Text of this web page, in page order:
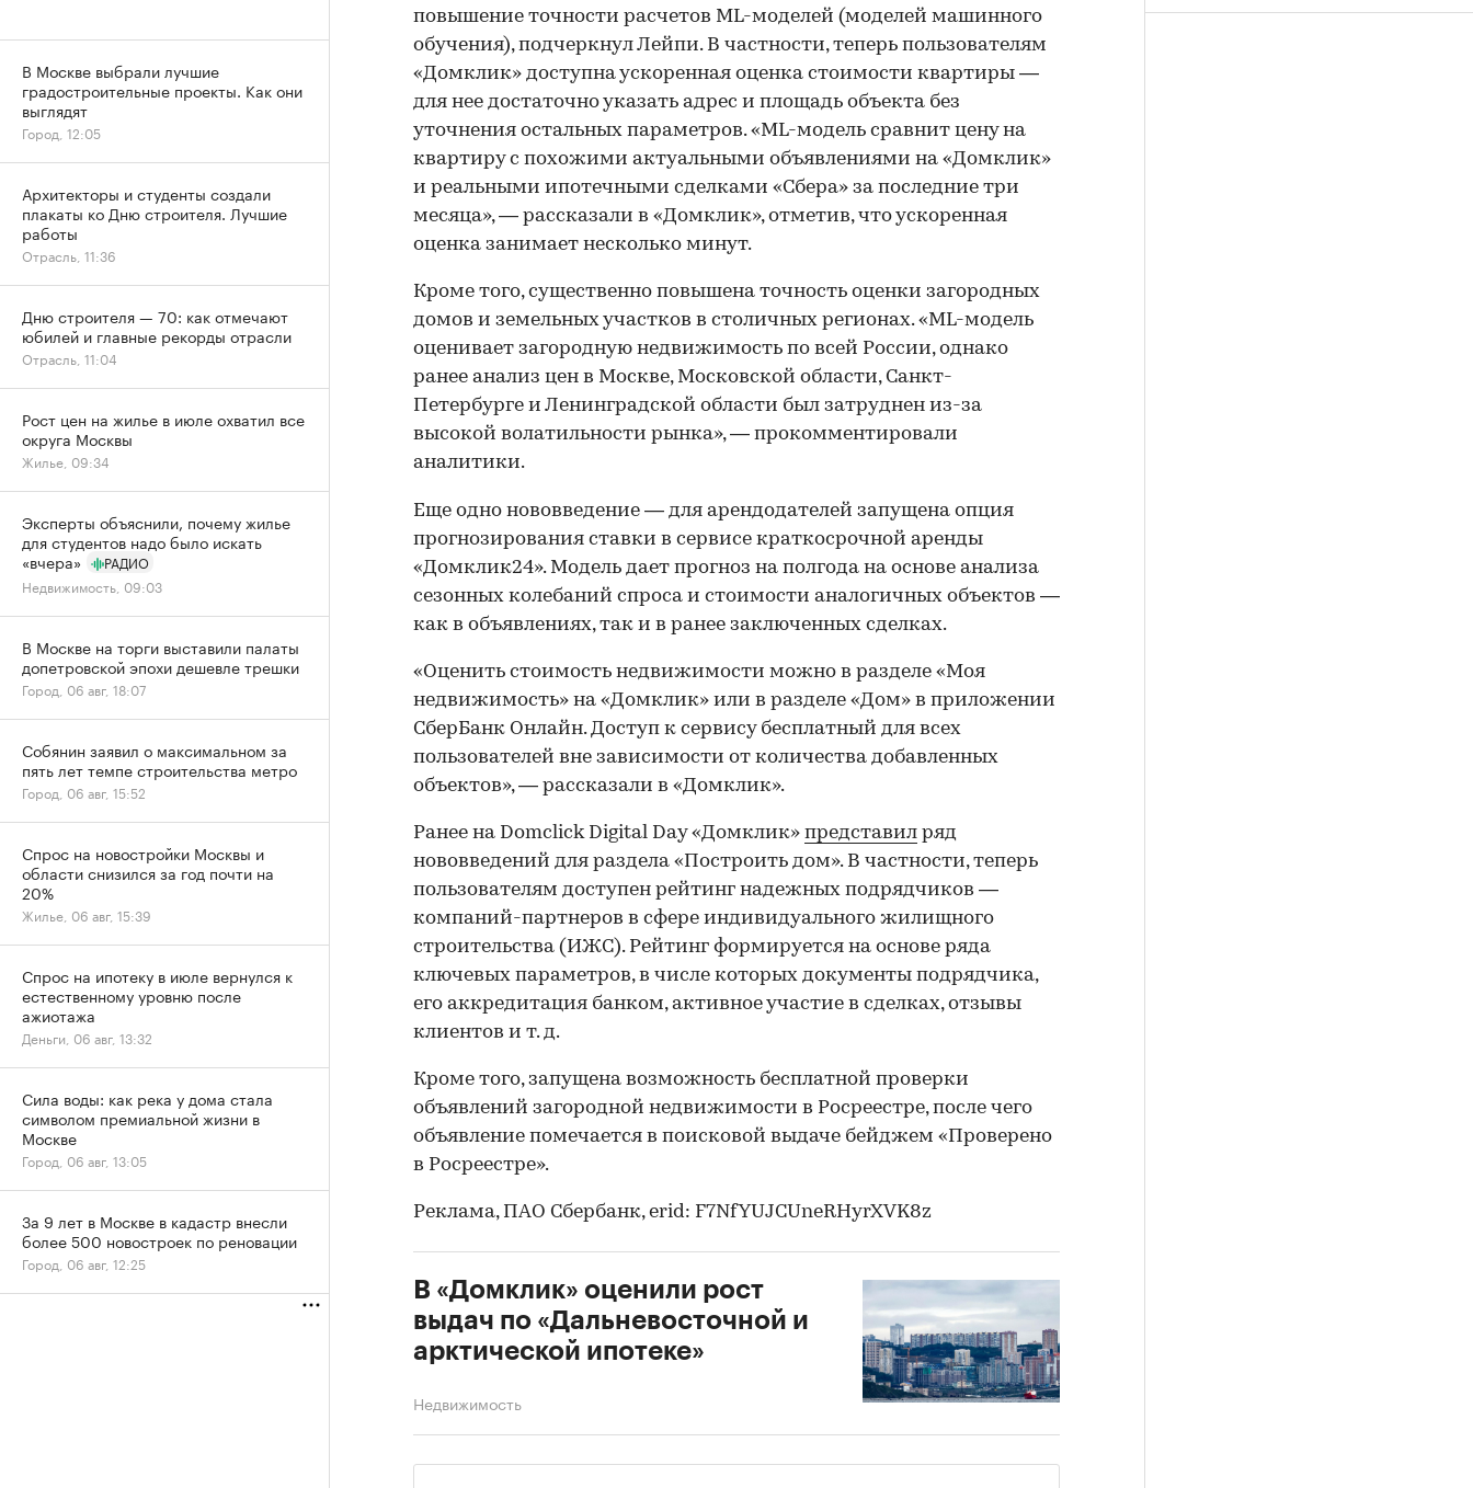
повышение точности расчетов ML-моделей (моделей машинного
обучения), подчеркнул Лейпи. В частности, теперь пользователям
«Домклик» доступна ускоренная оценка стоимости квартиры —
для нее достаточно указать адрес и площадь объекта без
уточнения остальных параметров. «ML-модель сравнит цену на
квартиру с похожими актуальными объявлениями на «Домклик»
и реальными ипотечными сделками «Сбера» за последние три
месяца», — рассказали в «Домклик», отметив, что ускоренная
оценка занимает несколько минут.
Кроме того, существенно повышена точность оценки загородных
домов и земельных участков в столичных регионах. «ML-модель
оценивает загородную недвижимость по всей России, однако
ранее анализ цен в Москве, Московской области, Санкт-
Петербурге и Ленинградской области был затруднен из-за
высокой волатильности рынка», — прокомментировали
аналитики.
Еще одно нововведение — для арендодателей запущена опция
прогнозирования ставки в сервисе краткосрочной аренды
«Домклик24». Модель дает прогноз на полгода на основе анализа
сезонных колебаний спроса и стоимости аналогичных объектов —
как в объявлениях, так и в ранее заключенных сделках.
«Оценить стоимость недвижимости можно в разделе «Моя
недвижимость» на «Домклик» или в разделе «Дом» в приложении
СберБанк Онлайн. Доступ к сервису бесплатный для всех
пользователей вне зависимости от количества добавленных
объектов», — рассказали в «Домклик».
Ранее на Domclick Digital Day «Домклик» представил ряд
нововведений для раздела «Построить дом». В частности, теперь
пользователям доступен рейтинг надежных подрядчиков —
компаний-партнеров в сфере индивидуального жилищного
строительства (ИЖС). Рейтинг формируется на основе ряда
ключевых параметров, в числе которых документы подрядчика,
его аккредитация банком, активное участие в сделках, отзывы
клиентов и т. д.
Кроме того, запущена возможность бесплатной проверки
объявлений загородной недвижимости в Росреестре, после чего
объявление помечается в поисковой выдаче бейджем «Проверено
в Росреестре».
Реклама, ПАО Сбербанк, erid: F7NfYUJCUneRHyrXVK8z
В «Домклик» оценили рост
выдач по «Дальневосточной и
арктической ипотеке»
Недвижимость
В Москве выбрали лучшие
градостроительные проекты. Как они
выглядят
Город, 12:05
Архитекторы и студенты создали
плакаты ко Дню строителя. Лучшие
работы
Отрасль, 11:36
Дню строителя — 70: как отмечают
юбилей и главные рекорды отрасли
Отрасль, 11:04
Рост цен на жилье в июле охватил все
округа Москвы
Жилье, 09:34
Эксперты объяснили, почему жилье
для студентов надо было искать
«вчера»
РАДИО
Недвижимость, 09:03
В Москве на торги выставили палаты
допетровской эпохи дешевле трешки
Город, 06 авг, 18:07
Собянин заявил о максимальном за
пять лет темпе строительства метро
Город, 06 авг, 15:52
Спрос на новостройки Москвы и
области снизился за год почти на
20%
Жилье, 06 авг, 15:39
Спрос на ипотеку в июле вернулся к
естественному уровню после
ажиотажа
Деньги, 06 авг, 13:32
Сила воды: как река у дома стала
символом премиальной жизни в
Москве
Город, 06 авг, 13:05
За 9 лет в Москве в кадастр внесли
более 500 новостроек по реновации
Город, 06 авг, 12:25